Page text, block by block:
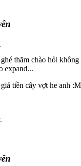
thăm chào hỏi
expand...
tiền cây vợt he anh